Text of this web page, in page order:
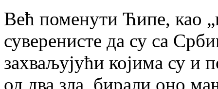
Већ поменути Ћипе, као
суверенисте да су са
захваљујући којима су и
од два зла, бирали оно